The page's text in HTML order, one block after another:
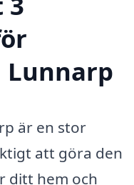
Lunnarp
är en stor
att göra den
ditt hem och